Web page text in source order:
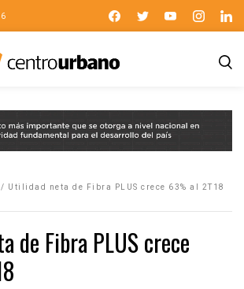
/ Utilidad neta de Fibra PLUS crece 63% al 2T18
de Fibra PLUS crece